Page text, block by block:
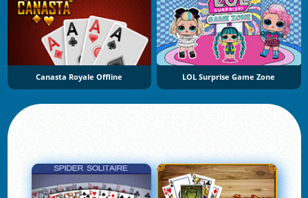
Canasta Royale Offline LOL Surprise Game Zone